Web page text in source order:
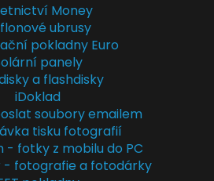
Money
ubrusy
pokladny Euro
panely
a flashdisky
iDoklad
soubory emailem
tisku fotografií
- fotky z mobilu do PC
- fotografie a fotodárky